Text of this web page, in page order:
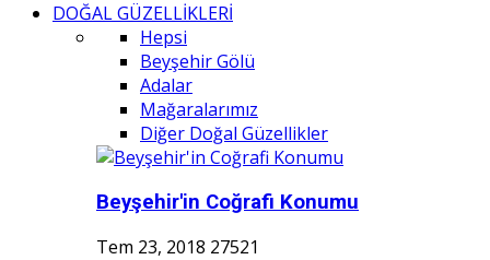
DOĞAL GÜZELLİKLERİ
Hepsi
Beyşehir Gölü
Adalar
Mağaralarımız
Diğer Doğal Güzellikler
Beyşehir'in Coğrafi Konumu
Tem 23, 2018 27521